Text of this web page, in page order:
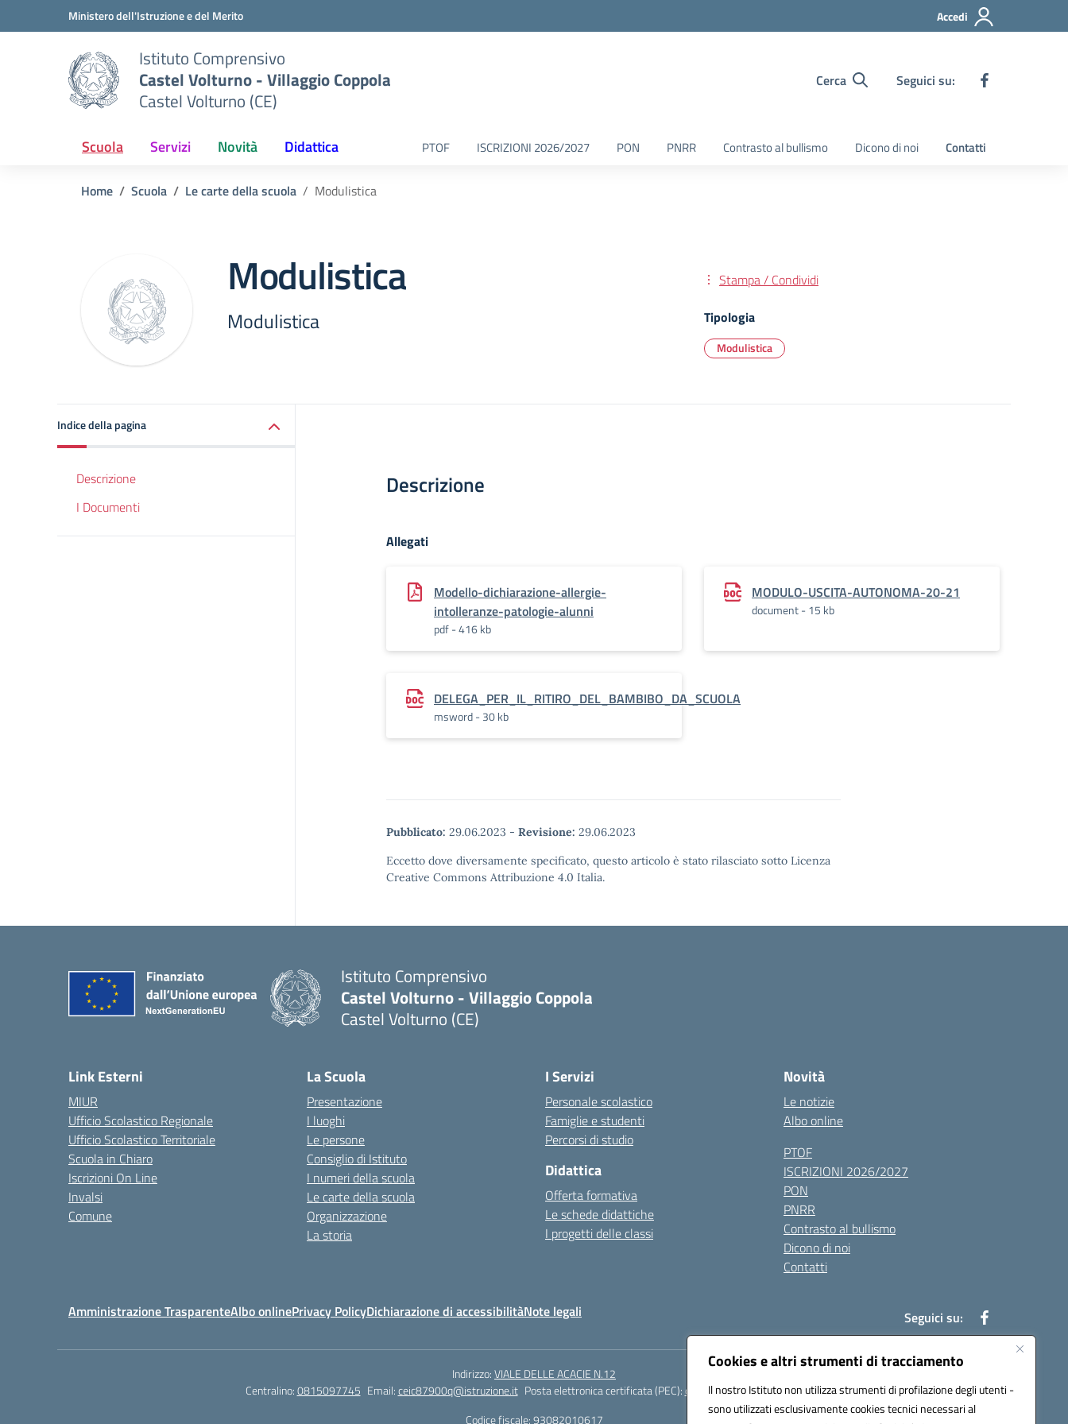
Cookies e altri strumenti di tracciamento
Il nostro Istituto non utilizza strumenti di profilazione degli utenti -
sono utilizzati esclusivamente cookies tecnici necessari al
Vai ai contenuti
Vai al menu di navigazioneMinistero dell'Istruzione e del Merito Accedi
Istituto Comprensivo
Castel Volturno - Villaggio Coppola
Castel Volturno (CE)
Cerca Seguici su:
Scuola Servizi Novità Didattica PTOF ISCRIZIONI 2026/2027 PON PNRR Contrasto al bullismo Dicono di noi Contatti
Home Scuola Le carte della scuola Modulistica
Modulistica
Modulistica
Stampa / Condividi
Tipologia
Modulistica
Indice della pagina
Descrizione
I Documenti
Descrizione
Allegati
Modello-dichiarazione-allergie-
intolleranze-patologie-alunni
pdf - 416 kb
MODULO-USCITA-AUTONOMA-20-21
document - 15 kb
DELEGA_PER_IL_RITIRO_DEL_BAMBIBO_DA_SCUOLA
msword - 30 kb
Pubblicato: 29.06.2023 - Revisione: 29.06.2023
Eccetto dove diversamente specificato, questo articolo è stato rilasciato sotto Licenza
Creative Commons Attribuzione 4.0 Italia.
Istituto Comprensivo
Castel Volturno - Villaggio Coppola
Castel Volturno (CE)
Link Esterni
MIUR
Ufficio Scolastico Regionale
Ufficio Scolastico Territoriale
Scuola in Chiaro
Iscrizioni On Line
Invalsi
Comune
La Scuola
Presentazione
I luoghi
Le persone
Consiglio di Istituto
I numeri della scuola
Le carte della scuola
Organizzazione
La storia
I Servizi
Personale scolastico
Famiglie e studenti
Percorsi di studio
Didattica
Offerta formativa
Le schede didattiche
I progetti delle classi
Novità
Le notizie
Albo online
PTOF
ISCRIZIONI 2026/2027
PON
PNRR
Contrasto al bullismo
Dicono di noi
Contatti
Amministrazione TrasparenteAlbo onlinePrivacy PolicyDichiarazione di accessibilitàNote legali Seguici su:
Indirizzo:VIALE DELLE ACACIE N.12
Centralino:0815097745 Email:ceic87900q@istruzione.it Posta elettronica certificata (PEC):ceic87900q@pec.istruzione.it
Codice fiscale: 93082010617